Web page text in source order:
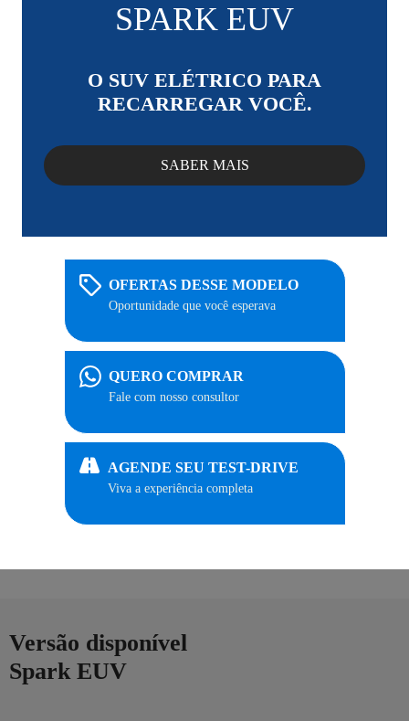
SPARK EUV
O SUV ELÉTRICO PARA
RECARREGAR VOCÊ.
SABER MAIS
OFERTAS DESSE MODELO
Oportunidade que você esperava
QUERO COMPRAR
Fale com nosso consultor
AGENDE SEU TEST-DRIVE
Viva a experiência completa
Versão disponível
Spark EUV